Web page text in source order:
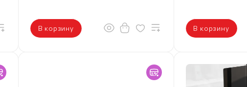
В корзину В корзину